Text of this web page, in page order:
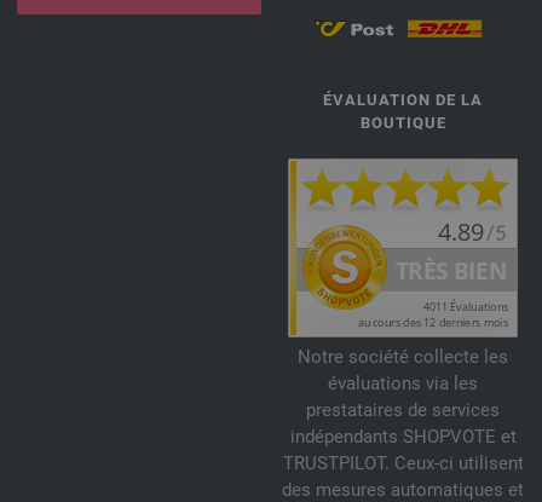
ÉVALUATION DE LA
BOUTIQUE
Notre société collecte les
évaluations via les
prestataires de services
indépendants SHOPVOTE et
TRUSTPILOT. Ceux-ci utilisent
des mesures automatiques et